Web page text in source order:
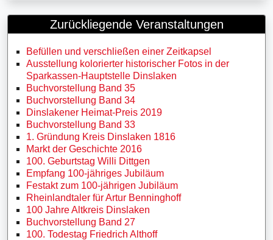
Zurückliegende Veranstaltungen
Befüllen und verschließen einer Zeitkapsel
Ausstellung kolorierter historischer Fotos in der
Sparkassen-Hauptstelle Dinslaken
Buchvorstellung Band 35
Buchvorstellung Band 34
Dinslakener Heimat-Preis 2019
Buchvorstellung Band 33
1. Gründung Kreis Dinslaken 1816
Markt der Geschichte 2016
100. Geburtstag Willi Dittgen
Empfang 100-jähriges Jubiläum
Festakt zum 100-jährigen Jubiläum
Rheinlandtaler für Artur Benninghoff
100 Jahre Altkreis Dinslaken
Buchvorstellung Band 27
100. Todestag Friedrich Althoff